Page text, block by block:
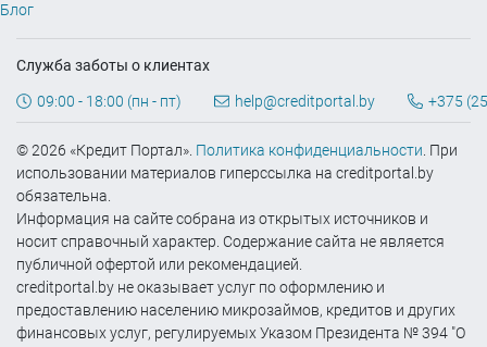
Блог
Служба заботы о клиентах
09:00 - 18:00 (пн - пт) help@creditportal.by +375
© 2026 «Кредит Портал». Политика конфиденциальности . При
использовании материалов гиперссылка на creditportal.by
обязательна.
Информация на сайте собрана из открытых источников и
носит справочный характер. Содержание сайта не является
публичной офертой или рекомендацией.
creditportal.by не оказывает услуг по оформлению и
предоставлению населению микрозаймов, кредитов и других
финансовых услуг, регулируемых Указом Президента № 394 "О